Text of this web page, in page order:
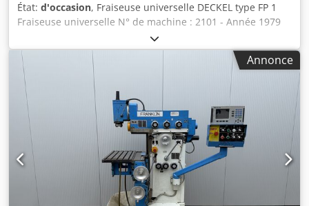
État: d'occasion, Fraiseuse universelle DECKEL type FP 1
Fraiseuse universelle N° de machine : 2101 - Année 1979
Courses manuelles X : 300 mm Y : 160 mm Z : 330 mm
Dimensions de la table : 600 x 210 mm Cône de broche : SK
40 - S20x2 Vitesse de broche : 40-2000 tr/min, 16 plages
Avances X et Y : 5 à 500 mm/min Dcsdpfxer U St Us Af Ajk
Course rapide : 1200 mm/min Puissance moteur : 1,5 et 1,9
kW, commutable par pôle Raccordement électrique : 380 V,
50 Hz - Avance en continu sur les axes X et Z - Vitesse de
broche réglable via 2 vitesses moteur et 8 plages de boîte -
Déplacement de la broche sur la tête de fraisage verticale :
60 mm - Tête verticale orientable et déportable de 100 mm
à l’horizontale - Table angulaire fixe 600 x 210 mm -
Dispositif de refroidissement intégré dans le bâti - Armoire
Annonce